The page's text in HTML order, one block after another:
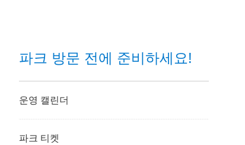
파크 방문 전에 준비하세요!
운영 캘린더
파크 티켓